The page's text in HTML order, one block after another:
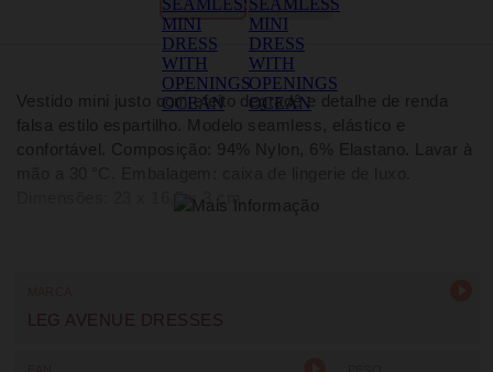
Vestido mini justo com efeito degradê e detalhe de renda
falsa estilo espartilho. Modelo seamless, elástico e
confortável. Composição: 94% Nylon, 6% Elastano. Lavar à
Dimensões: 23 x 16,5 x 3 cm.
LEG AVENUE DRESSES